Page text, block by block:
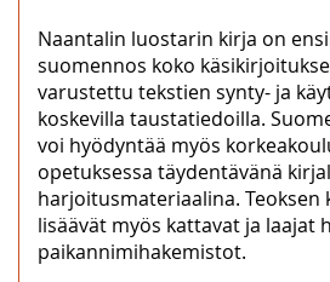
Naantalin luostarin kirja on
suomennos koko
varustettu tekstien synty- ja
koskevilla taustatiedoilla.
voi hyödyntää myös
opetuksessa täydentävänä
harjoitusmateriaalina. Teoksen
lisäävät myös kattavat ja laajat
paikannimihakemistot.